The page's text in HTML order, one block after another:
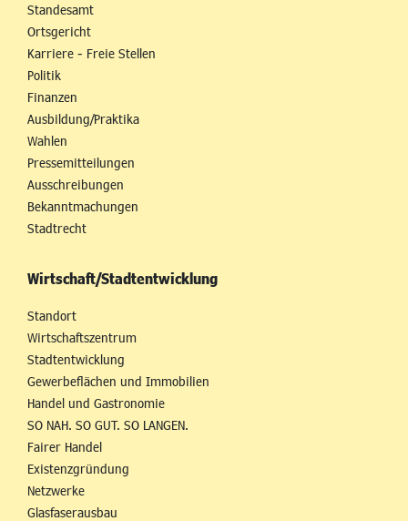
Standesamt
Ortsgericht
Karriere - Freie Stellen
Politik
Finanzen
Ausbildung/Praktika
Wahlen
Pressemitteilungen
Ausschreibungen
Bekanntmachungen
Stadtrecht
Wirtschaft/Stadtentwicklung
Standort
Wirtschaftszentrum
Stadtentwicklung
Gewerbeflächen und Immobilien
Handel und Gastronomie
SO NAH. SO GUT. SO LANGEN.
Fairer Handel
Existenzgründung
Netzwerke
Glasfaserausbau